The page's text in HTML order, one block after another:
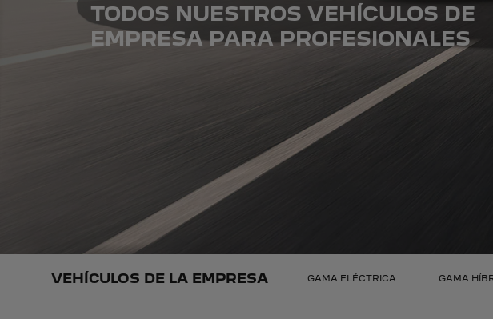
TODOS NUESTROS VEHÍCULOS DE
EMPRESA PARA PROFESIONALES
VEHÍCULOS DE LA EMPRESA GAMA ELÉCTRICA GAMA